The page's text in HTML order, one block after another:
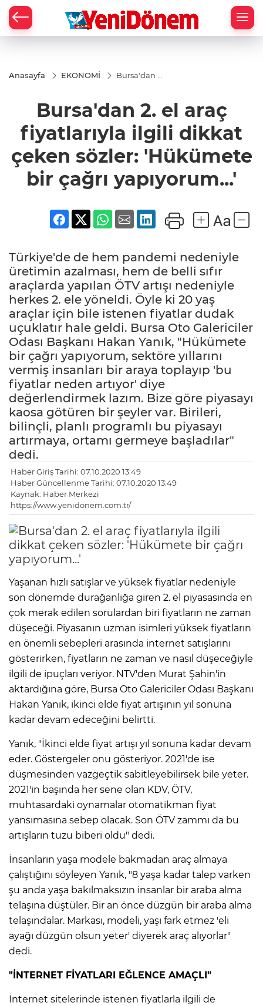
Anasayfa EKONOMİ
Bursa'dan 2.
ilgili dikkat
çeken
'Hükümete
bir çağrı
yapıyorum...'
Bursa'dan 2. el araç
fiyatlarıyla ilgili dikkat
çeken sözler: 'Hükümete
bir çağrı yapıyorum...'
Türkiye'de de hem pandemi nedeniyle
üretimin azalması, hem de belli sıfır
araçlarda yapılan ÖTV artışı nedeniyle
herkes 2. ele yöneldi. Öyle ki 20 yaş
araçlar için bile istenen fiyatlar dudak
uçuklatır hale geldi. Bursa Oto Galericiler
Odası Başkanı Hakan Yanık, "Hükümete
bir çağrı yapıyorum, sektöre yıllarını
vermiş insanları bir araya toplayıp 'bu
fiyatlar neden artıyor' diye
değerlendirmek lazım. Bize göre piyasayı
kaosa götüren bir şeyler var. Birileri,
bilinçli, planlı programlı bu piyasayı
artırmaya, ortamı germeye başladılar"
dedi.
Haber Giriş Tarihi: 07.10.2020 13:49
Haber Güncellenme Tarihi: 07.10.2020 13:49
Kaynak: Haber Merkezi
https://www.yenidonem.com.tr/
Yaşanan hızlı satışlar ve yüksek fiyatlar nedeniyle
son dönemde durağanlığa giren 2. el piyasasında en
çok merak edilen sorulardan biri fiyatların ne zaman
düşeceği. Piyasanın uzman isimleri yüksek fiyatların
en önemli sebepleri arasında internet satışlarını
gösterirken, fiyatların ne zaman ve nasıl düşeceğiyle
ilgili de ipuçları veriyor. NTV'den Murat Şahin'in
aktardığına göre, Bursa Oto Galericiler Odası Başkanı
Hakan Yanık, ikinci elde fiyat artışının yıl sonuna
kadar devam edeceğini belirtti.
Yanık, "İkinci elde fiyat artışı yıl sonuna kadar devam
eder. Göstergeler onu gösteriyor. 2021'de ise
düşmesinden vazgeçtik sabitleyebilirsek bile yeter.
2021'in başında her sene olan KDV, ÖTV,
muhtasardaki oynamalar otomatikman fiyat
yansımasına sebep olacak. Son ÖTV zammı da bu
artışların tuzu biberi oldu" dedi.
İnsanların yaşa modele bakmadan araç almaya
çalıştığını söyleyen Yanık, "8 yaşa kadar talep varken
şu anda yaşa bakılmaksızın insanlar bir araba alma
telaşına düştüler. Bir an önce düzgün bir araba alma
telaşındalar. Markası, modeli, yaşı fark etmez 'eli
ayağı düzgün olsun yeter' diyerek araç alıyorlar"
dedi.
"İNTERNET FİYATLARI EĞLENCE AMAÇLI"
İnternet sitelerinde istenen fiyatlarla ilgili de